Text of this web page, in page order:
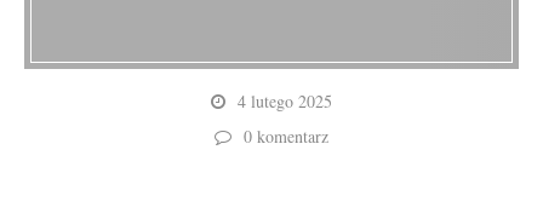
4 lutego 2025
0 komentarz